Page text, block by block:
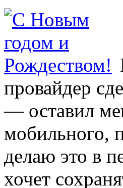
провайдер
— оставил
мобильного,
делаю это в
хочет